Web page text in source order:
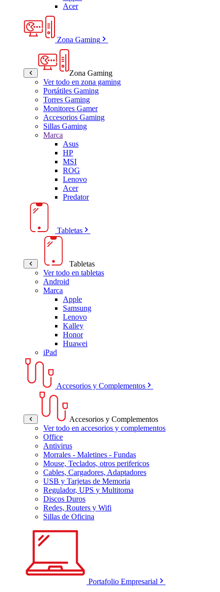
Acer
Zona Gaming
Zona Gaming
Ver todo en zona gaming
Portátiles Gaming
Torres Gaming
Monitores Gamer
Accesorios Gaming
Sillas Gaming
Marca
Asus
HP
MSI
ROG
Lenovo
Acer
Predator
Tabletas
Tabletas
Ver todo en tabletas
Android
Marca
Apple
Samsung
Lenovo
Kalley
Honor
Huawei
iPad
Accesorios y Complementos
Accesorios y Complementos
Ver todo en accesorios y complementos
Office
Antivirus
Morrales - Maletines - Fundas
Mouse, Teclados, otros perifericos
Cables, Cargadores, Adaptadores
USB y Tarjetas de Memoria
Regulador, UPS y Multitoma
Discos Duros
Redes, Routers y Wifi
Sillas de Oficina
Portafolio Empresarial